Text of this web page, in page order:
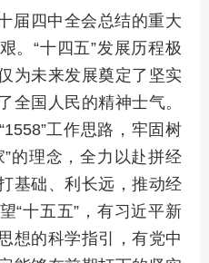
届四中全会总结的重大
。“十四五”发展历程极
为未来发展奠定了坚实
全国人民的精神士气。
工作思路，牢固树
的理念，全力以赴拼经
基础、利长远，推动经
“十五五”，有习近平新
想的科学指引，有党中